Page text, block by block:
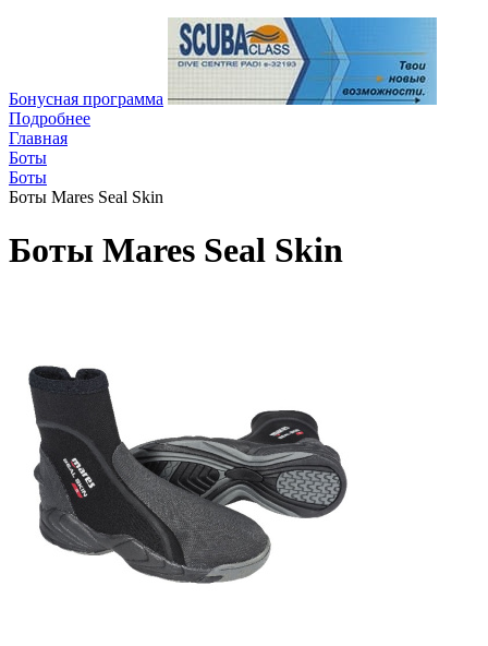
Бонусная программа
Подробнее
Главная
Боты
Боты
Боты Mares Seal Skin
Боты Mares Seal Skin